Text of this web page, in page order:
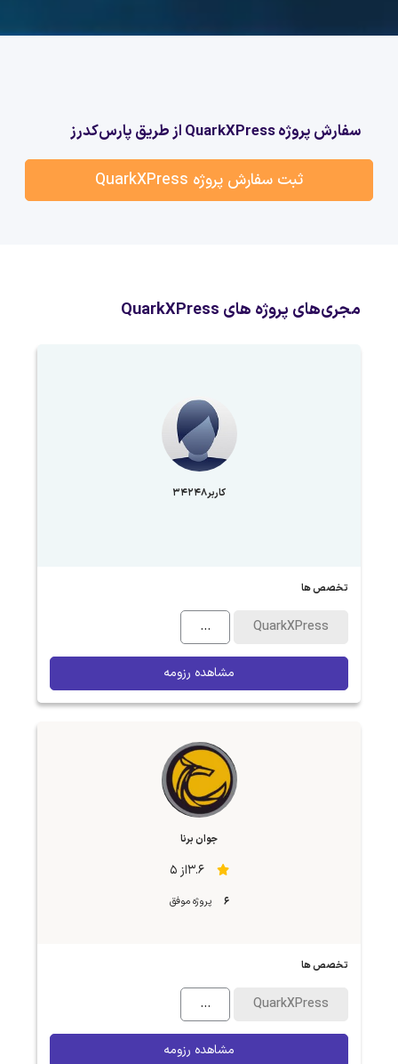
سفارش پروژه QuarkXPress از طریق پارس‌کدرز
ثبت سفارش پروژه QuarkXPress
مجری‌های پروژه های QuarkXPress
کاربر34248
تخصص ها
QuarkXPress
...
مشاهده رزومه
جوان برنا
3.6از 5
6 پروژه موفق
تخصص ها
QuarkXPress
...
مشاهده رزومه